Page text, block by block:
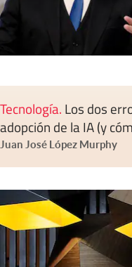
Tecnología. Los dos
adopción de la IA (y
Juan José López Murphy